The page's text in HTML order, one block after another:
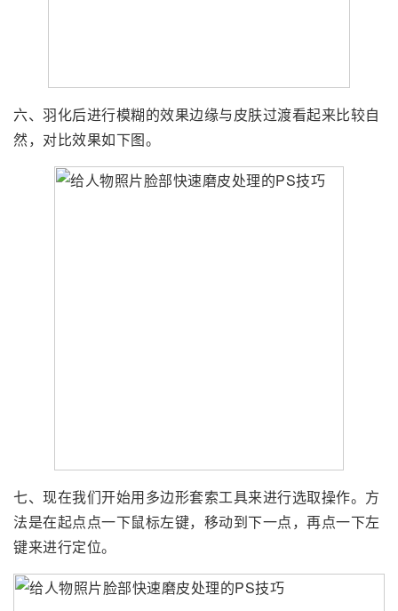
六、羽化后进行模糊的效果边缘与皮肤过渡看起来比较自
然，对比效果如下图。
七、现在我们开始用多边形套索工具来进行选取操作。方
法是在起点点一下鼠标左键，移动到下一点，再点一下左
键来进行定位。